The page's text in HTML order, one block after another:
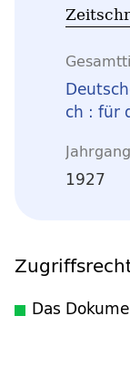
ch : für
Jahrgang
1927
Das